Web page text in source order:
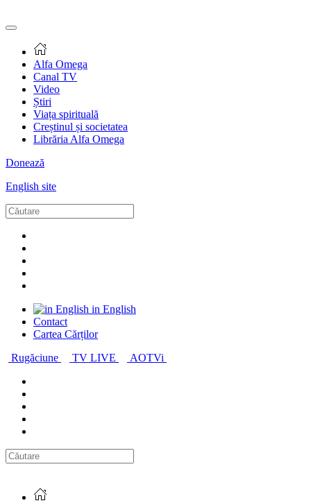
Alfa Omega
Canal TV
Video
Știri
Viața spirituală
Creștinul și societatea
Librăria Alfa Omega
Donează
English site
in English
Contact
Cartea Cărților
Rugăciune
TV LIVE AOTVi